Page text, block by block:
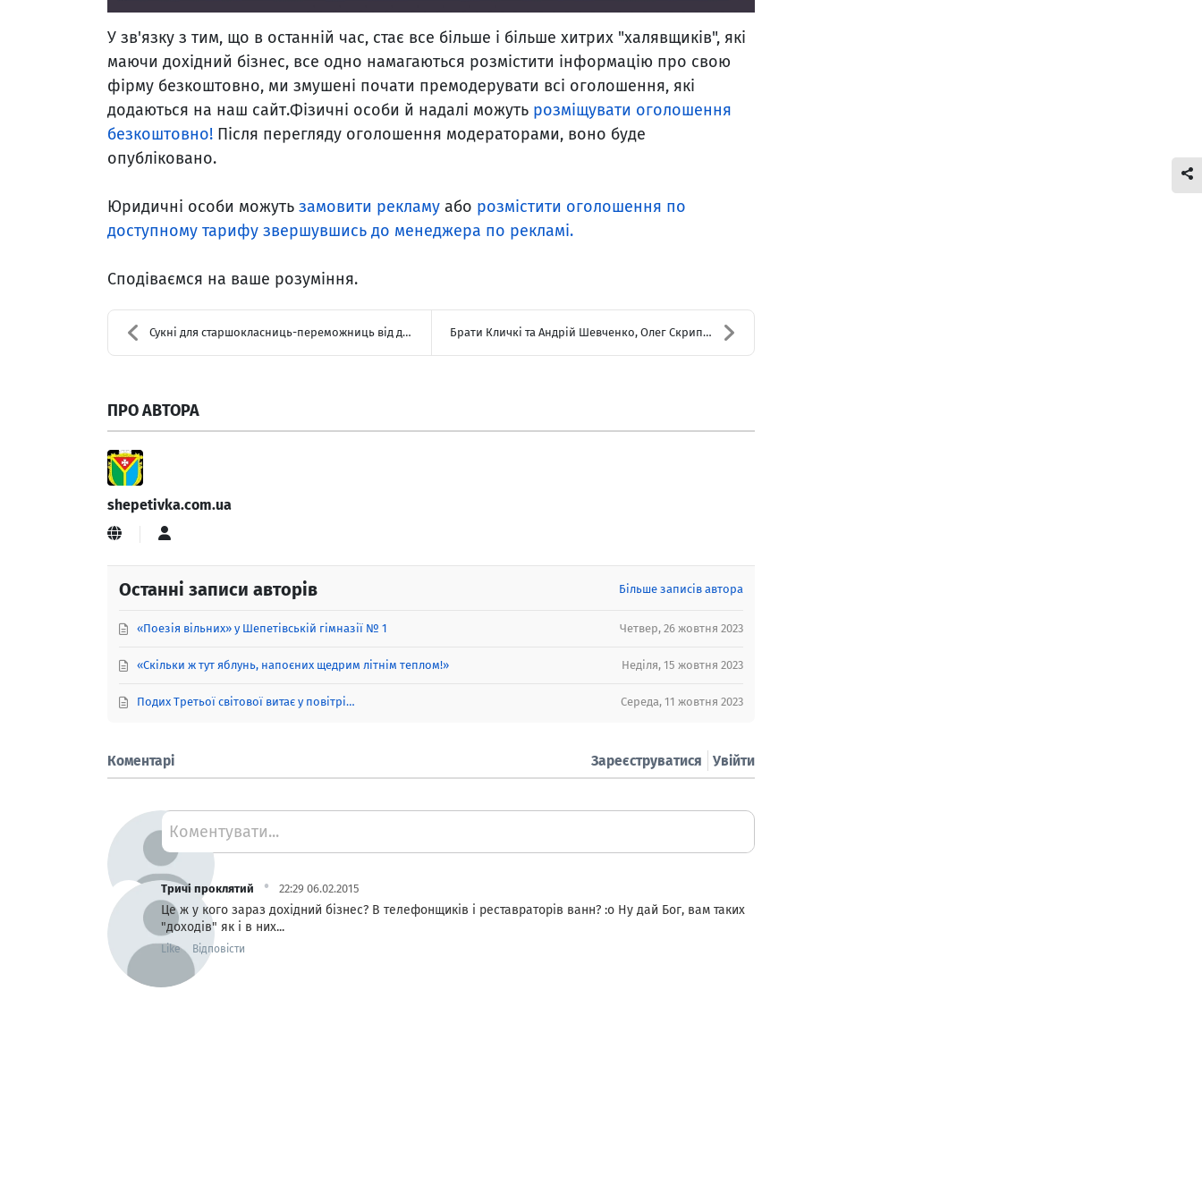
У зв'язку з тим, що в останній час, стає все більше і більше хитрих "халявщиків", які
маючи дохідний бізнес, все одно намагаються розмістити інформацію про свою
фірму безкоштовно, ми змушені почати премодерувати всі оголошення, які
додаються на наш сайт.Фізичні особи й надалі можуть розміщувати оголошення
безкоштовно! Після перегляду оголошення модераторами, воно буде
опубліковано.
Юридичні особи можуть замовити рекламу або розмістити оголошення по
доступному тарифу звершувшись до менеджера по рекламі.
Сподіваємся на ваше розуміння.
Сукні для старшокласниць-переможниць від дизайнерк... Брати Кличкі та Андрій Шевченко, Олег Скрипка та Г...
ПРО АВТОРА
shepetivka.com.ua
Останні записи авторів Більше записів автора
Четвер, 26 жовтня 2023
«Поезія вільних» у Шепетівській гімназії № 1
Неділя, 15 жовтня 2023
«Скільки ж тут яблунь, напоєних щедрим літнім теплом!»
Середа, 11 жовтня 2023
Подих Третьої світової витає у повітрі…
Коментарі Увійти
Зареєструватися
Коментувати...
Тричі проклятий · 22:29 06.02.2015
Це ж у кого зараз дохідний бізнес? В телефонщиків і реставраторів ванн? :o Ну дай Бог, вам таких
"доходів" як і в них...
Like Відповісти